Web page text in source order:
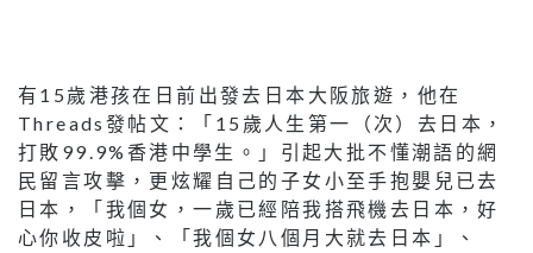
有15歲港孩在日前出發去日本大阪旅遊，他在
Threads發帖文：「15歲人生第一（次）去日本，
打敗99.9%香港中學生。」引起大批不懂潮語的網
民留言攻擊，更炫耀自己的子女小至手抱嬰兒已去
日本，「我個女，一歲已經陪我搭飛機去日本，好
心你收皮啦」、「我個女八個月大就去日本」、